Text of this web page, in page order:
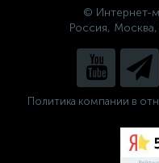
© Интернет-
Россия,
Политика компании в